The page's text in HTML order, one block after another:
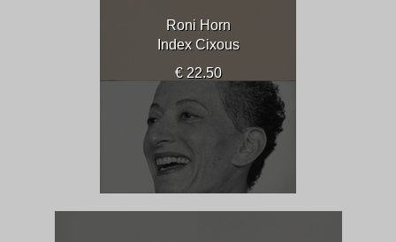
Roni Horn
Index Cixous
€ 22.50